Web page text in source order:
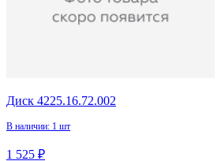
Диск 4225.16.72.002
В наличии: 1 шт
1 525 ₽